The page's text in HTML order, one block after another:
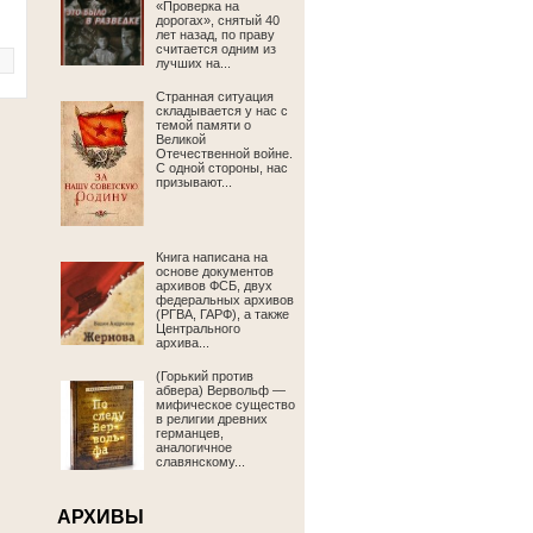
«Проверка на
дорогах», снятый 40
лет назад, по праву
считается одним из
лучших на...
Странная ситуация
складывается у нас с
темой памяти о
Великой
Отечественной войне.
С одной стороны, нас
призывают...
Книга написана на
основе документов
архивов ФСБ, двух
федеральных архивов
(РГВА, ГАРФ), а также
Центрального
архива...
(Горький против
абвера) Вервольф —
мифическое существо
в религии древних
германцев,
аналогичное
славянскому...
АРХИВЫ